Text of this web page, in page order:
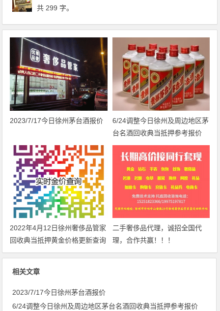
共 299 字。
2023/7/17今日徐州茅台酒报价
6/24调整今日徐州及周边地区茅
台名酒回收典当抵押参考报价
2022年4月12日徐州奢侈品管家
回收典当抵押黄金价格更新查询
二手奢侈品代理，诚招全国代
理，合作共赢！！！
相关文章
2023/7/17今日徐州茅台酒报价
6/24调整今日徐州及周边地区茅台名酒回收典当抵押参考报价